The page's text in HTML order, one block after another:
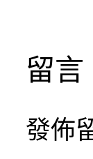
留言
發佈